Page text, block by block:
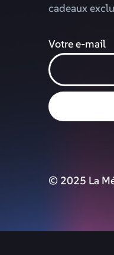
cadeaux
Votre e-mail
© 2025 La